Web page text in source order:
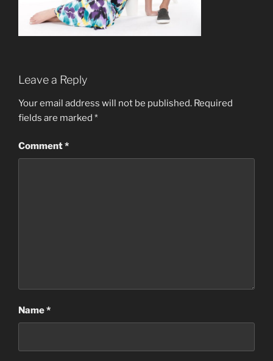
Leave a Reply
Your email address will not be published. Required
fields are marked *
Comment*
Name*